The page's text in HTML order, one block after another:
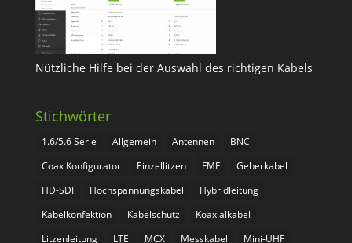
Nützliche Hilfe bei der Auswahl des richtigen Kabels
Stichwörter
1.6/5.6 Serie Allgemein Antennen
BNC
Coax Konfigurator
Einzellitzen FME
Geberkabel
HD-SDI
Hochspannungskabel
Hybridleitung
Kabelkonfektion
Kabelschutz
Koaxialkabel
Litzenleitung
LTE MCX Messkabel Mini-UHF